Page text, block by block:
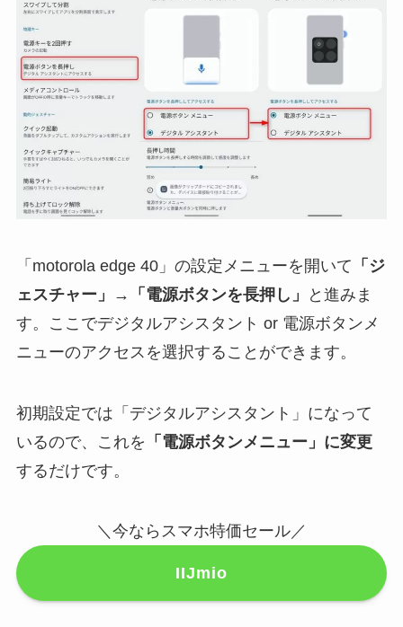
「motorola edge 40」の設定メニューを開いて 「ジ
ェスチャー」→「電源ボタンを長押し」
と進みま
す。ここでデジタルアシスタント or 電源ボタンメ
ニューのアクセスを選択することができます。
初期設定では「デジタルアシスタント」になって
いるので、これを 「電源ボタンメニュー」に変更
するだけです。
＼今ならスマホ特価セール／
IIJmio